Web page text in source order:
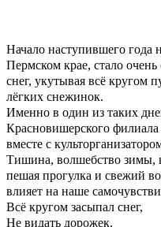
Начало наступившего года
Пермском крае, стало
снег, укутывая всё кругом
лёгких снежинок.
Именно в один из таких
Красновишерского
вместе с
Тишина, волшебство зимы,
пешая прогулка и свежий
влияет на наше
Всё кругом засыпал снег,
Не видать дорожек.